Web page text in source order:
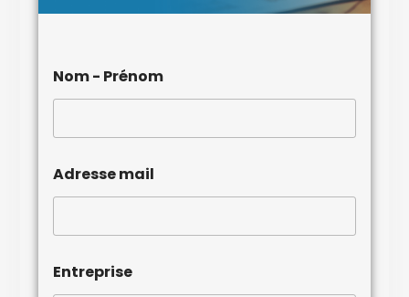
Nom - Prénom
Adresse mail
Entreprise